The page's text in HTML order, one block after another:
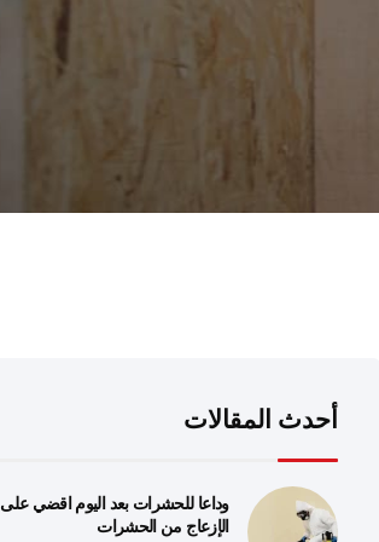
أحدث المقالات
وداعا للحشرات بعد اليوم اقضي على
الإزعاج من الحشرات